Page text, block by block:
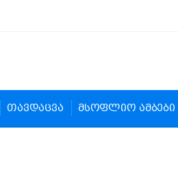
თავდაცვა მსოფლიო ამბები